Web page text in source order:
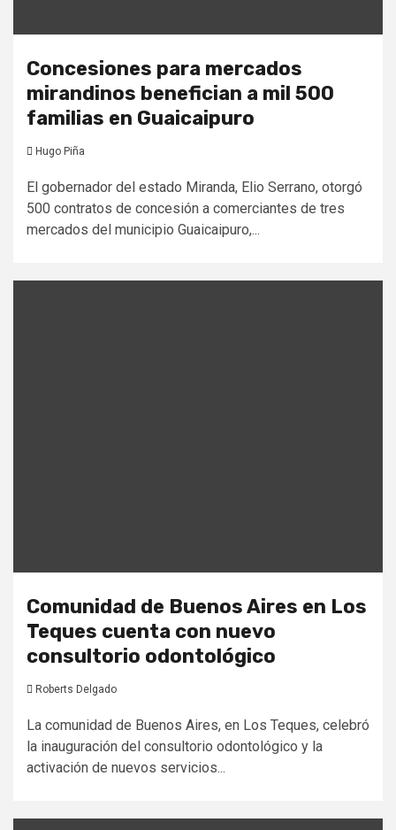
Concesiones para mercados
mirandinos benefician a mil 500
familias en Guaicaipuro
Hugo Piña
El gobernador del estado Miranda, Elio Serrano, otorgó
500 contratos de concesión a comerciantes de tres
mercados del municipio Guaicaipuro,...
Comunidad de Buenos Aires en Los
Teques cuenta con nuevo
consultorio odontológico
Roberts Delgado
La comunidad de Buenos Aires, en Los Teques, celebró
la inauguración del consultorio odontológico y la
activación de nuevos servicios...